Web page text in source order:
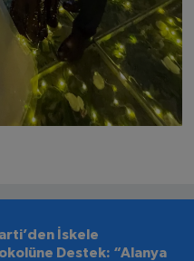
İskele
Destek: “Alanya